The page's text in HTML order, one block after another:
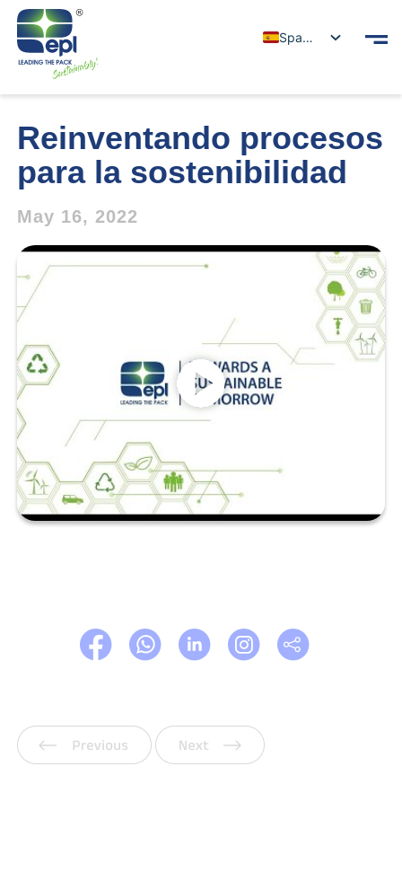
Spanish
Reinventando procesos
para la sostenibilidad
May 16, 2022
Anterior